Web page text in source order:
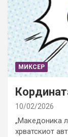
МИКСЕР
10/02/2026
„Македоника
хрватскиот